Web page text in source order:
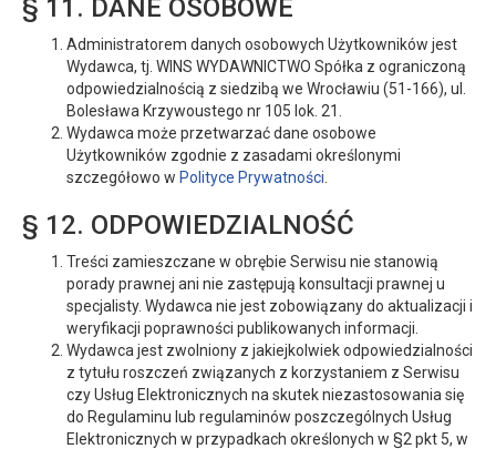
§ 11. DANE OSOBOWE
Administratorem danych osobowych Użytkowników jest
Wydawca, tj. WINS WYDAWNICTWO Spółka z ograniczoną
odpowiedzialnością z siedzibą we Wrocławiu (51-166), ul.
Bolesława Krzywoustego nr 105 lok. 21.
Wydawca może przetwarzać dane osobowe
Użytkowników zgodnie z zasadami określonymi
szczegółowo w Polityce Prywatności
§ 12. ODPOWIEDZIALNOŚĆ
Treści zamieszczane w obrębie Serwisu nie stanowią
porady prawnej ani nie zastępują konsultacji prawnej u
specjalisty. Wydawca nie jest zobowiązany do aktualizacji i
weryfikacji poprawności publikowanych informacji.
Wydawca jest zwolniony z jakiejkolwiek odpowiedzialności
z tytułu roszczeń związanych z korzystaniem z Serwisu
czy Usług Elektronicznych na skutek niezastosowania się
do Regulaminu lub regulaminów poszczególnych Usług
Elektronicznych w przypadkach określonych w §2 pkt 5, w